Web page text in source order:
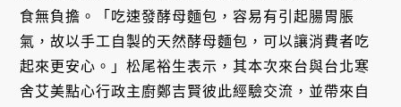
食無負擔。「吃速發酵母麵包，容易有引起腸胃脹
氣，故以手工自製的天然酵母麵包，可以讓消費者吃
起來更安心。」松尾裕生表示，其本次來台與台北寒
舍艾美點心行政主廚鄭吉賢彼此經驗交流，並帶來自